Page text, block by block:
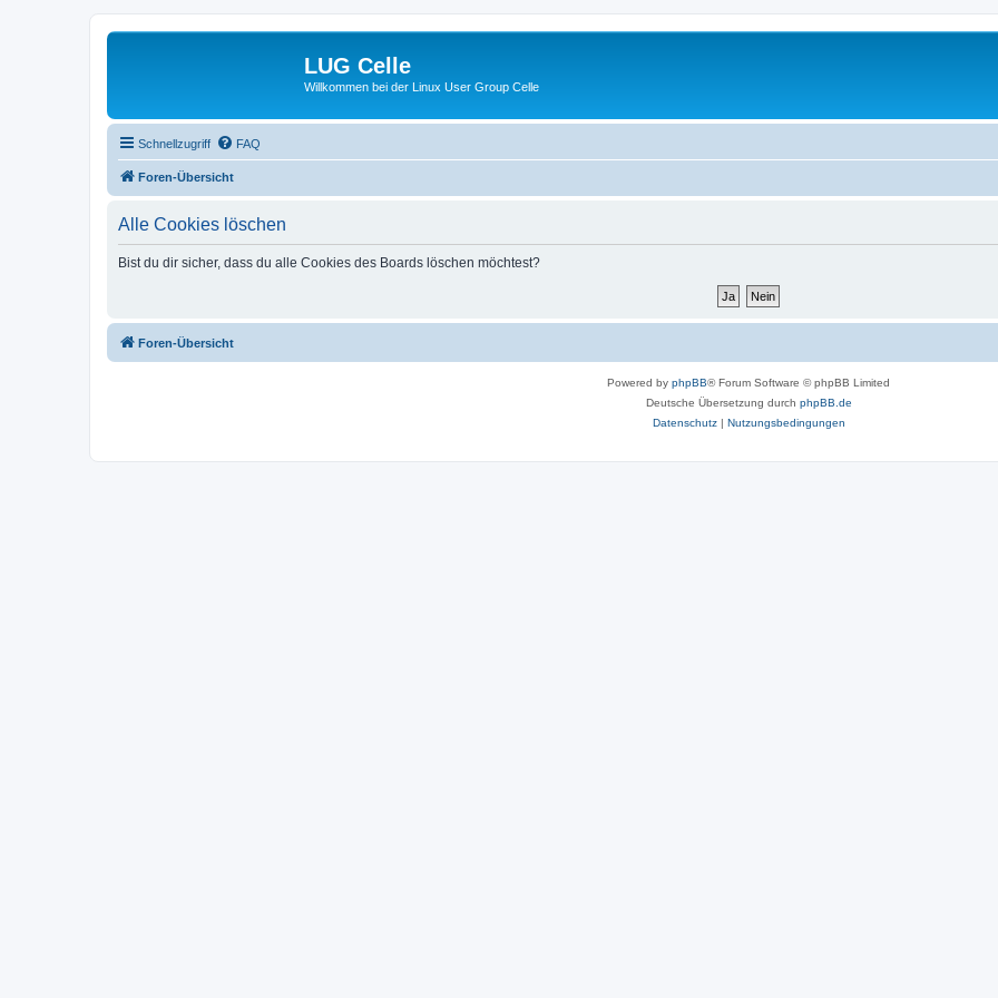
LUG Celle
Willkommen bei der Linux User Group Celle
Schnellzugriff FAQ
Foren-Übersicht
Alle Cookies löschen
Bist du dir sicher, dass du alle Cookies des Boards löschen möchtest?
Foren-Übersicht
Powered by phpBB® Forum Software © phpBB Limited
Deutsche Übersetzung durch phpBB.de
Datenschutz| Nutzungsbedingungen